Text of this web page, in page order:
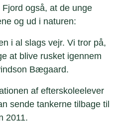
også, at de unge
og ud i naturen:
i al slags vejr. Vi tror på,
at blive rusket igennem
Bægaard.
af efterskoleelever
sende tankerne tilbage til
2011.